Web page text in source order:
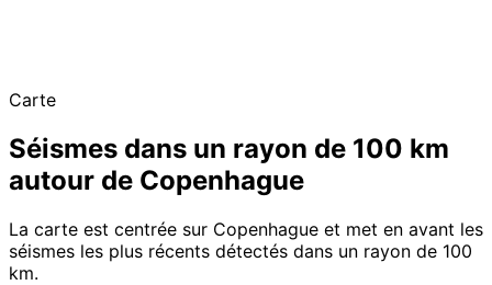
Carte
Séismes dans un rayon de 100 km
autour de Copenhague
La carte est centrée sur Copenhague et met en avant les
séismes les plus récents détectés dans un rayon de 100
km.